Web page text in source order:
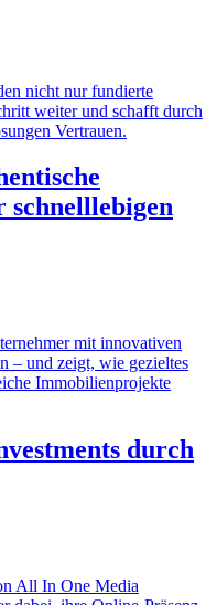
schnelllebigen
durch